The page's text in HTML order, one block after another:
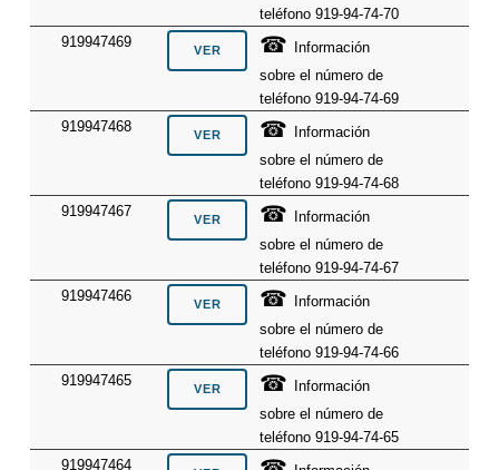
teléfono 919-94-74-70
919947469
☎ Información
sobre el número de
teléfono 919-94-74-69
919947468
☎ Información
sobre el número de
teléfono 919-94-74-68
919947467
☎ Información
sobre el número de
teléfono 919-94-74-67
919947466
☎ Información
sobre el número de
teléfono 919-94-74-66
919947465
☎ Información
sobre el número de
teléfono 919-94-74-65
919947464